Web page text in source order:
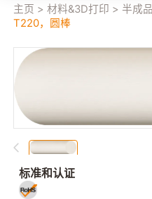
主页 >材料&3D打印 > 半成
T220，圆棒
标准和认证